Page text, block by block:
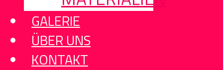
GALERIE
ÜBER UNS
KONTAKT